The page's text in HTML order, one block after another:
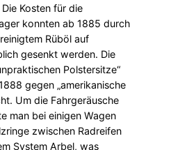
Kosten für die
konnten ab 1885 durch
Rüböl auf
gesenkt werden. Die
Polstersitze“
gegen „amerikanische
Um die Fahrgeräusche
man bei einigen Wagen
zwischen Radreifen
System Arbel, was